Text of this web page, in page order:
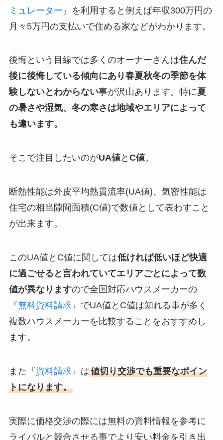
ミュレーター 』を利用すると例えば年収300万円の
月々5万円の支払いで住める家などがわかります。
後悔という目線では多くのオーナーさんは住んだ
後に後悔している傾向にあり春夏秋冬の季節を体
験しないとわからない事が沢山あります。特に夏
の暑さや湿気、冬の寒さは地域やエリアによって
も違います。
そこで注目したいのがUA値と C値。
断熱性能は外皮平均熱貫流率(UA値)、気密性能は
住宅の相当隙間面積(C値)で数値として表わすこと
が出来ます。
このUA値とC値に関しては低ければ低いほど快適
に過ごせると言われていてエリアごとによって数
値が異なりますので全国対応ハウスメーカーの
『無料資料請求』でUA値とC値は知れる事が多く
複数ハウスメーカーを比較することをおすすめし
ます。
また『資料請求』 は値切り交渉でも重要なポイン
トになります。
実際に価格交渉の際には無料の資料情報を参考に
ライバルと競合させる事でより安い料金を引き出